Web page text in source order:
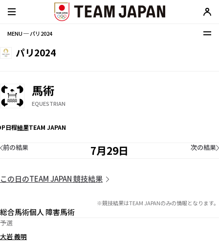
MENU ─ パリ2024
パリ2024
馬術
EQUESTRIAN
日程結果TEAM JAPAN
7月29日
前の結果 次の結果
この日のTEAM JAPAN 競技結果
※競技結果はTEAM JAPANのみの情報となります。
総合馬術個人 障害馬術
予選
大岩 義明